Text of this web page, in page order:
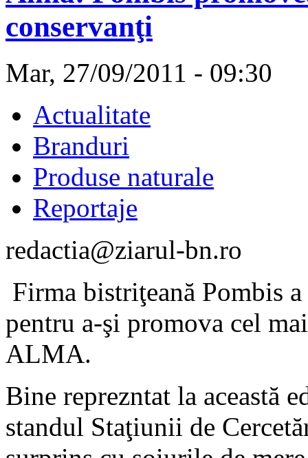
conservanţi
Mar, 27/09/2011 - 09:30
Actualitate
Branduri
Produse naturale
Reportaje
redactia@ziarul-bn.ro
Firma bistriţeană Pombis
pentru a-şi promova cel
ALMA.
Bine reprezntat la această
standul Staţiunii de